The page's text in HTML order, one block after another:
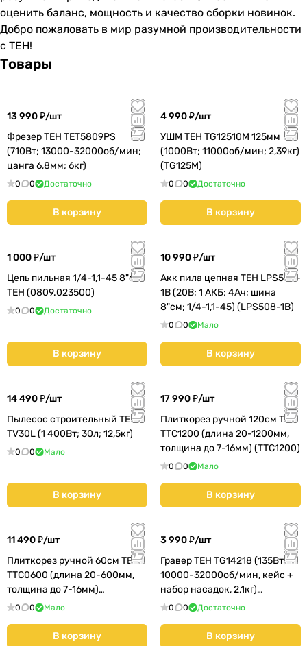
оценить баланс, мощность и качество сборки новинок.
Добро пожаловать в мир разумной производительности
с TEH!
Товары
13 990 ₽/шт
Фрезер TEH TET5809PS
(710Вт; 13000-32000об/мин;
цанга 6,8мм; 6кг)
0 0 Достаточно
В корзину
4 990 ₽/шт
УШМ TEH TG12510M 125мм
(1000Вт; 11000об/мин; 2,39кг)
(TG125M)
0 0 Достаточно
В корзину
1 000 ₽/шт
Цепь пильная 1/4-1,1-45 8"см
TEH (0809.023500)
0 0 Достаточно
В корзину
10 990 ₽/шт
Акк пила цепная TEH LPS508-
1B (20В; 1 АКБ; 4Ач; шина
8"см; 1/4-1,1-45) (LPS508-1B)
0 0 Мало
В корзину
14 490 ₽/шт
Пылесос строительный TEH
TV30L (1 400Вт; 30л; 12,5кг)
0 0 Мало
В корзину
17 990 ₽/шт
Плиткорез ручной 120см TEH
TTC1200 (длина 20-1200мм,
толщина до 7-16мм) (TTC1200)
0 0 Мало
В корзину
11 490 ₽/шт
Плиткорез ручной 60см TEH
TTC0600 (длина 20-600мм,
толщина до 7-16мм)
(TTC0600)
0 0 Мало
В корзину
3 990 ₽/шт
Гравер TEH TG14218 (135Вт,
10000-32000об/мин, кейс +
набор насадок, 2,1кг)
(TG14218)
0 0 Достаточно
В корзину